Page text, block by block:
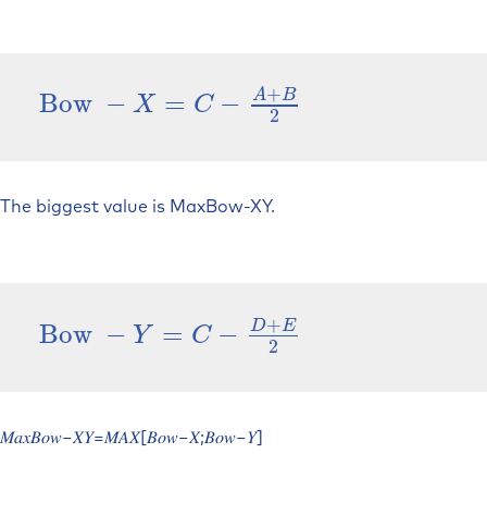
Bow − X = C − A+B
2
Bow −X =C −A+B2
The biggest value is MaxBow-XY.
Bow − Y = C − D+E
2
Bow −Y =C −D+ E2
𝑀𝑎𝑥𝐵𝑜𝑤−𝑋𝑌=𝑀𝐴𝑋[𝐵𝑜𝑤−𝑋;𝐵𝑜𝑤−𝑌]